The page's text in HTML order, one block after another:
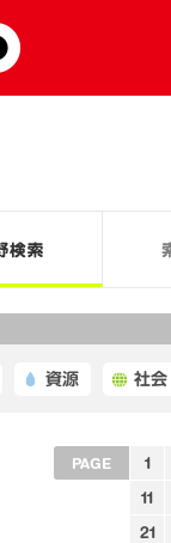
資源 社会
PAGE 1
11
21